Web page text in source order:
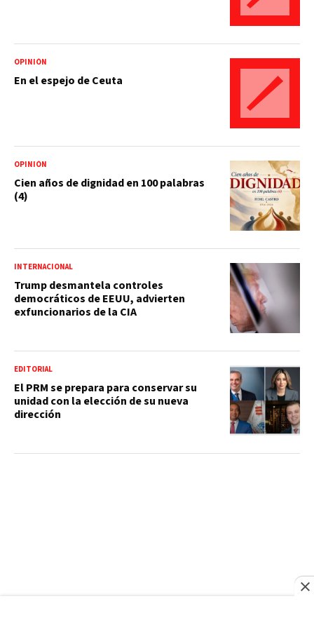
OPINIÓN
En el espejo de Ceuta
OPINIÓN
Cien años de dignidad en 100 palabras
(4)
INTERNACIONAL
Trump desmantela controles
democráticos de EEUU, advierten
exfuncionarios de la CIA
EDITORIAL
El PRM se prepara para conservar su
unidad con la elección de su nueva
dirección